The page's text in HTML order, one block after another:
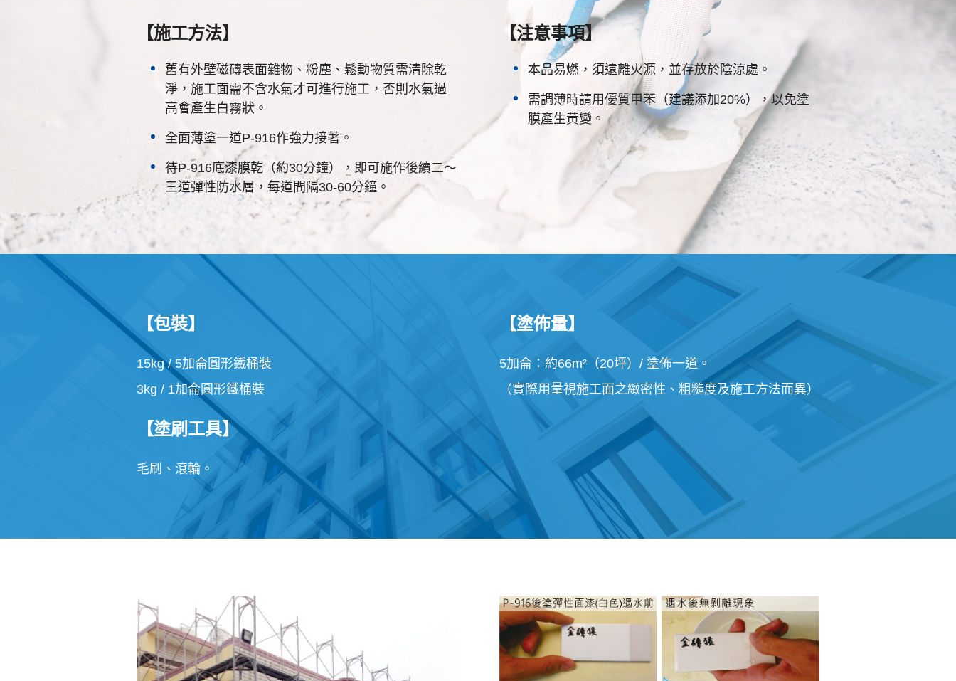
【施工方法】
舊有外壁磁磚表面雜物、粉塵、鬆動物質需清除乾
淨，施工面需不含水氣才可進行施工，否則水氣過
高會產生白霧狀。
全面薄塗一道P-916作強力接著。
待P-916底漆膜乾（約30分鐘），即可施作後續二～
三道彈性防水層，每道間隔30-60分鐘。
【注意事項】
本品易燃，須遠離火源，並存放於陰涼處。
需調薄時請用優質甲苯（建議添加20%），以免塗
膜產生黃變。
【包裝】
15kg / 5加侖圓形鐵桶裝
3kg / 1加侖圓形鐵桶裝
【塗佈量】
5加侖： 約66m²（20坪）/ 塗佈一道。
（實際用量視施工面之緻密性、粗糙度及施工方法而異）
【塗刷工具】
毛刷、滾輪。